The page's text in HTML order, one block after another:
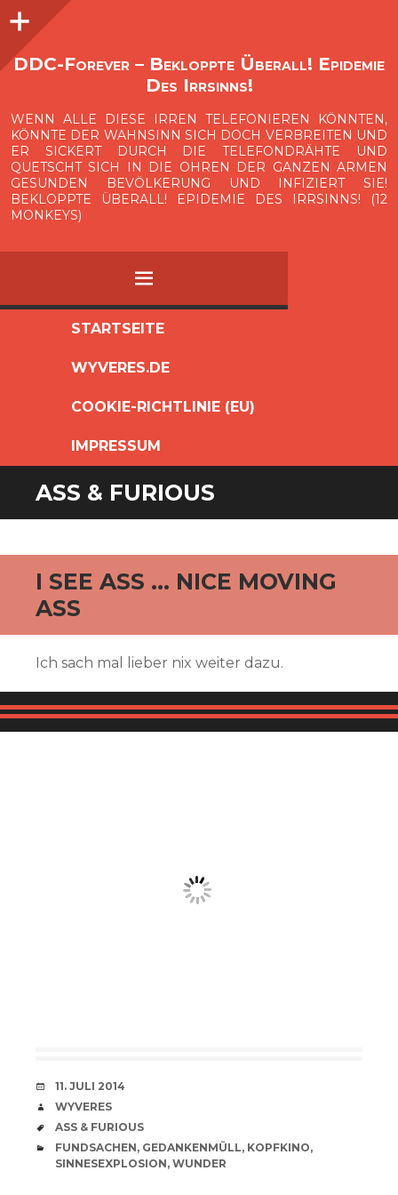
O
p
e
n
i
d
e
b
a
DDC-Forever – Bekloppte Überall! Epidemie
Des Irrsinns!
WENN ALLE DIESE IRREN TELEFONIEREN KÖNNTEN,
KÖNNTE DER WAHNSINN SICH DOCH VERBREITEN UND
ER SICKERT DURCH DIE TELEFONDRÄHTE UND
QUETSCHT SICH IN DIE OHREN DER GANZEN ARMEN
GESUNDEN BEVÖLKERUNG UND INFIZIERT SIE!
BEKLOPPTE ÜBERALL! EPIDEMIE DES IRRSINNS! (12
MONKEYS)
MENÜ
SPRINGEN
STARTSEITE
WYVERES.DE
COOKIE-RICHTLINIE (EU)
IMPRESSUM
Seitenleiste
ASS & FURIOUS
I SEE ASS … NICE MOVING
ASS
Ich sach mal lieber nix weiter dazu.
VERABREDUNG
11. JULI 2014
VERFASSER
WYVERES
SCHLAGWÖRTER
ASS & FURIOUS
CATEGORIES
FUNDSACHEN, GEDANKENMÜLL, KOPFKINO,
SINNESEXPLOSION, WUNDER